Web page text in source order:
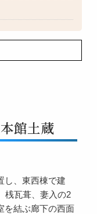
館土蔵
し、東西棟で建
桟瓦葺、妻入の2
を結ぶ廊下の西面